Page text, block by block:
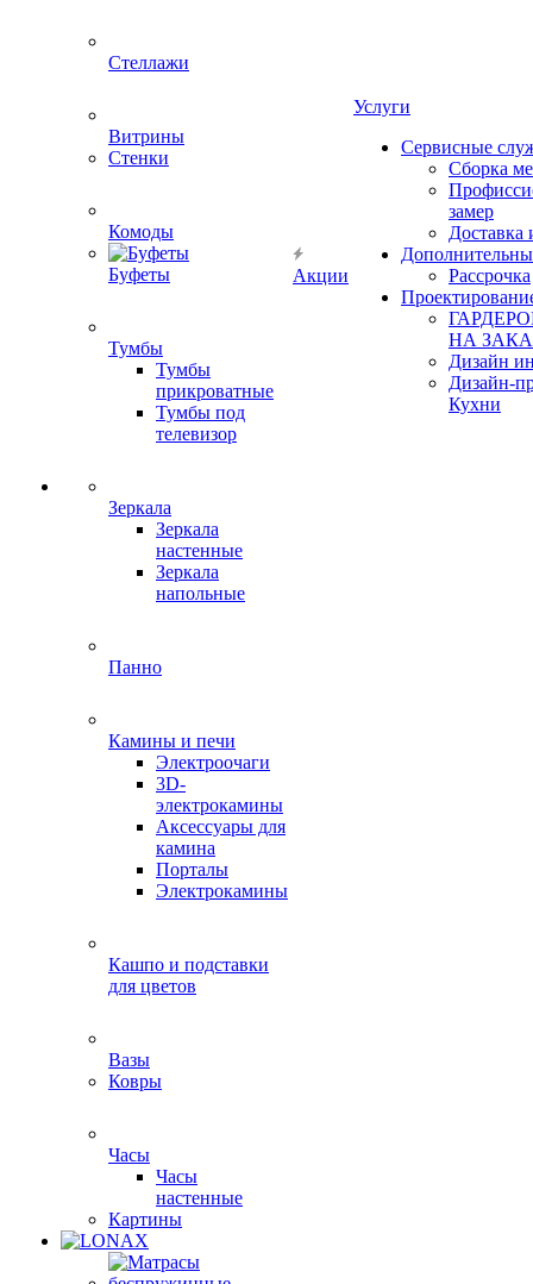
Стеллажи
Витрины
Стенки
Комоды
Буфеты
Тумбы
Тумбы
прикроватные
Тумбы под
телевизор
Зеркала
Зеркала
настенные
Зеркала
напольные
Панно
Камины и печи
Электроочаги
3D-
электрокамины
Аксессуары для
камина
Порталы
Электрокамины
Кашпо и подставки
для цветов
Вазы
Ковры
Часы
Часы
настенные
Картины
Акции
Услуги
Сервисные
Сборка
замер
Доставка
Рассрочка
НА
Дизайн
Дизайн-
Кухни